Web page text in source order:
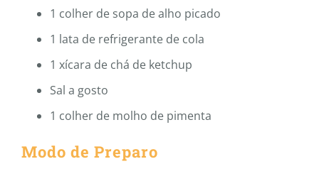
1 colher de sopa de alho picado
1 lata de refrigerante de cola
1 xícara de chá de ketchup
Sal a gosto
1 colher de molho de pimenta
Modo de Preparo